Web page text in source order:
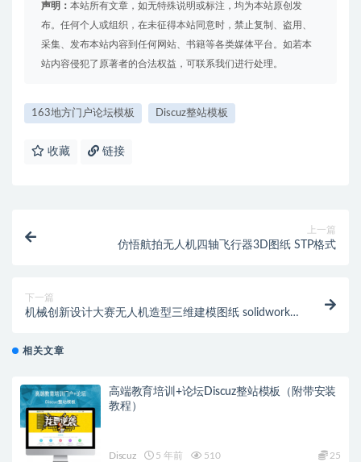
声明： 本站所有文章，如无特殊说明或标注，均为本站原创发
布。任何个人或组织，在未征得本站同意时，禁止复制、盗用、
采集、发布本站内容到任何网站、书籍等各类媒体平台。如若本
站内容侵犯了原著者的合法权益，可联系我们进行处理。
163地方门户论坛模板 Discuz整站模板
收藏 链接
上一篇
仿悟航拍无人机四轴飞行器3D图纸 STP格式
下一篇
机械创新设计大赛无人机造型三维建模图纸 solidworks
相关文章
高端教育培训+论坛Discuz整站模板（附带安装
教程）
Discuz 5 年前 510 25